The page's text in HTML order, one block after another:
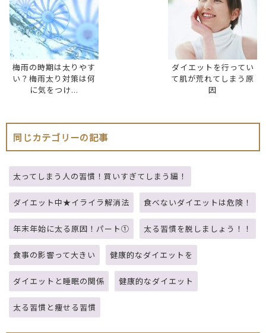
梅雨の時期は太りやす
い？梅雨太り対策は何
に気をつけ...
ダイエットを行ってい
て肌が荒れてしまう原
因
同じカテゴリーの記事
太ってしまう人の習慣！買いすぎてしまう編！
ダイエット中★イライラ解消法 食べないダイエットは危険！
年末年始に太る原因！パート① 太る習慣を脱しましょう！！
食事の影響って大きい 健康的なダイエットを
ダイエットと睡眠の関係 健康的なダイエット
太る習慣と痩せる習慣